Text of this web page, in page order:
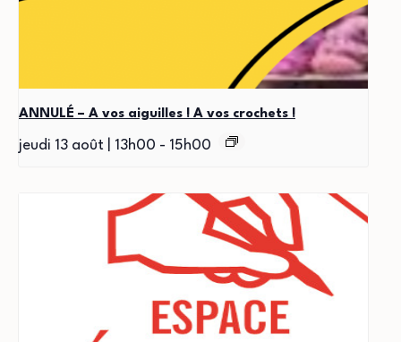
ANNULÉ – A vos aiguilles ! A vos crochets !
jeudi 13 août | 13h00 - 15h00